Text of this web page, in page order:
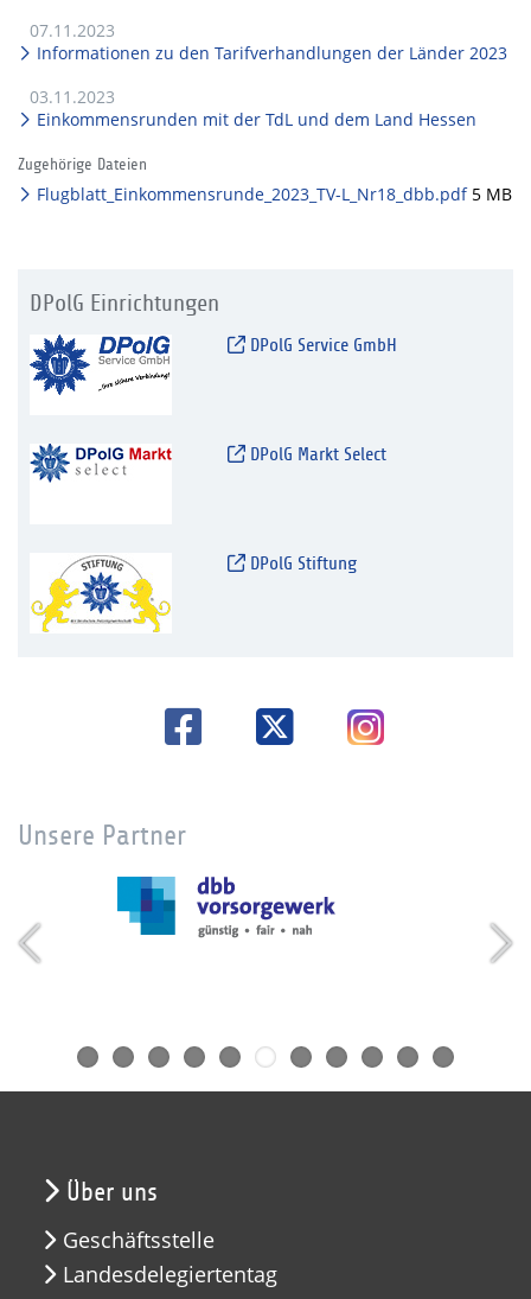
07.11.2023
Informationen zu den Tarifverhandlungen der Länder 2023
03.11.2023
Einkommensrunden mit der TdL und dem Land Hessen
Zugehörige Dateien
Flugblatt_Einkommensrunde_2023_TV-L_Nr18_dbb.pdf5 MB
DPolG Einrichtungen
DPolG Service GmbH
DPolG Markt Select
DPolG Stiftung
Unsere Partner
Über uns
Geschäftsstelle
Landesdelegiertentag